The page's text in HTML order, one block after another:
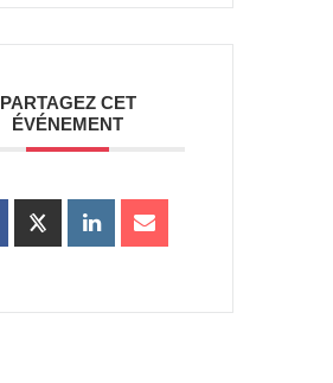
PARTAGEZ CET
ÉVÉNEMENT